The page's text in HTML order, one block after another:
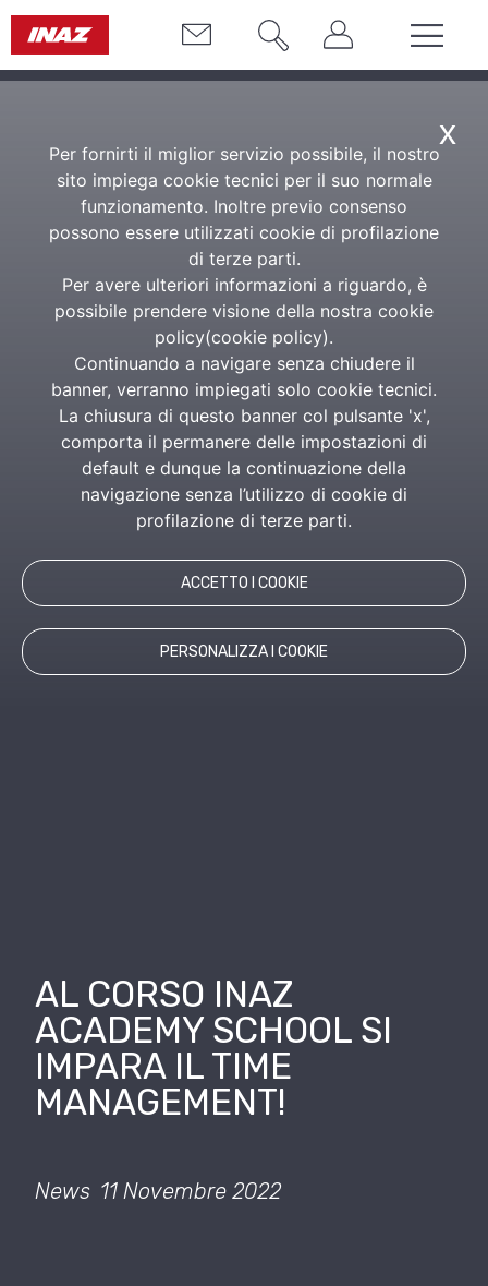
x
Per fornirti il miglior servizio possibile, il nostro
sito impiega cookie tecnici per il suo normale
funzionamento. Inoltre previo consenso
possono essere utilizzati cookie di profilazione
di terze parti.
Per avere ulteriori informazioni a riguardo, è
possibile prendere visione della nostra cookie
policy(cookie policy).
Continuando a navigare senza chiudere il
banner, verranno impiegati solo cookie tecnici.
La chiusura di questo banner col pulsante 'x',
comporta il permanere delle impostazioni di
default e dunque la continuazione della
navigazione senza l’utilizzo di cookie di
profilazione di terze parti.
ACCETTO I COOKIE
PERSONALIZZA I COOKIE
AL CORSO INAZ
ACADEMY SCHOOL SI
IMPARA IL TIME
MANAGEMENT!
News 11 Novembre 2022